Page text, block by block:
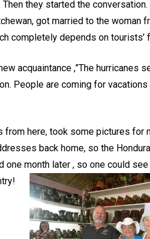
they started the
got married to the woman
completely depends on tourists’
acquaintance ,”The hurricanes
People are coming for vacations
from here, took some pictures for
back home, so the
one month later , so one could